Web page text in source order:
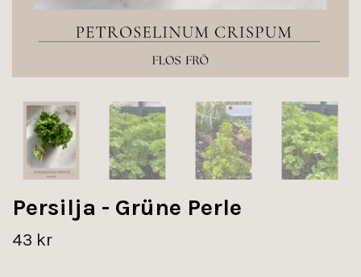
Persilja - Grüne Perle
43 kr